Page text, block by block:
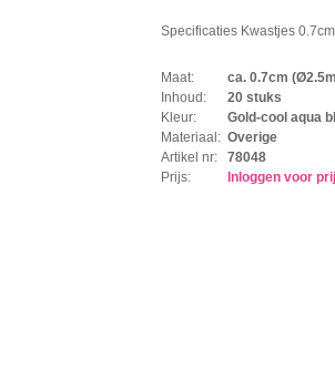
Specificaties Kwastjes
Maat:
ca. 0.7cm
Inhoud:
20 stuks
Kleur:
Gold-cool aqua
Materiaal: Overige
Artikel nr:
78048
Prijs:
Inloggen voor